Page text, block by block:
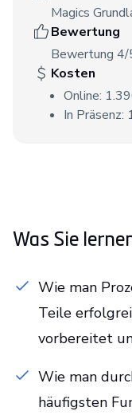
Magics
Bewertung
Bewertung 4/
Kosten
Online:
In Präsenz:
Was Sie
Wie man
Teile
vorbereitet
Wie man
häufigsten